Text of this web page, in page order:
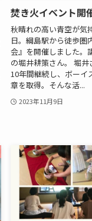
焚き火イベント開
秋晴れの高い青空が気
日。綱島駅から徒歩圏
会』を開催しました。
の堀井耕策さん。 堀
10年間継続し、ボーイ
章を取得。そんな活...
2023年11月9日